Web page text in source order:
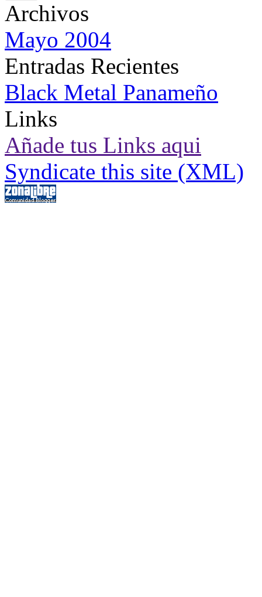
Archivos
Mayo 2004
Entradas Recientes
Black Metal Panameño
Links
Añade tus Links aqui
Syndicate this site (XML)